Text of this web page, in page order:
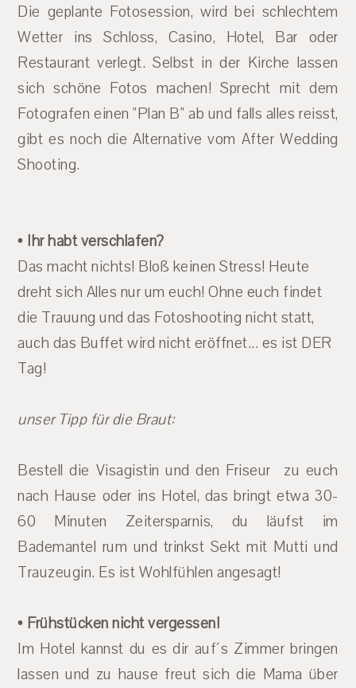
Die geplante Fotosession, wird bei schlechtem
Wetter ins Schloss, Casino, Hotel, Bar oder
Restaurant verlegt. Selbst in der Kirche lassen
sich schöne Fotos machen! Sprecht mit dem
Fotografen einen "Plan B" ab und falls alles reisst,
gibt es noch die Alternative vom After Wedding
Shooting.
• Ihr habt verschlafen?
Das macht nichts! Bloß keinen Stress! Heute
dreht sich Alles nur um euch! Ohne euch findet
die Trauung und das Fotoshooting nicht statt,
auch das Buffet wird nicht eröffnet... es ist DER
Tag!
unser Tipp für die Braut:
Bestell die Visagistin und den Friseur zu euch
nach Hause oder ins Hotel, das bringt etwa 30-
60 Minuten Zeitersparnis, du läufst im
Bademantel rum und trinkst Sekt mit Mutti und
Trauzeugin. Es ist Wohlfühlen angesagt!
• Frühstücken nicht vergessen!
Im Hotel kannst du es dir auf´s Zimmer bringen
lassen und zu hause freut sich die Mama über